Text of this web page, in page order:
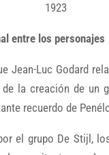
1923
entre los personajes
Jean-Luc Godard
la creación de un
recuerdo de
el grupo De Stijl,